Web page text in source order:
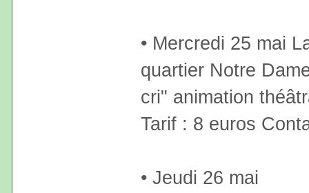
• Mercredi 25 mai
quartier Notre
cri" animation
Tarif : 8 euros
• Jeudi 26 mai